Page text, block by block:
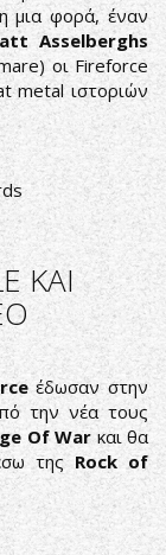
μια φορά, έναν
Asselberghs
οι Fireforce
metal ιστοριών
KAI
έδωσαν στην
την νέα τους
Of Warκαι θα
της Rock of